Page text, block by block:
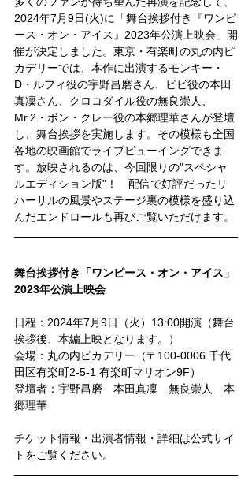
2024年7月9日(火)に「舞台挨拶付き『ワンピ
ース・オン・アイス』2023年公演上映会」開
催が決定しました。東京・有楽町の丸の内ピ
カデリーでは、本作に出演するモンキー・
D・ルフィ役の宇野昌磨さん、ビビ役の本田
真凜さん、クロコダイル役の無良崇人、
Mr.2・ボン・クレー役の本郷理華さんが登壇
し、舞台挨拶を実施します。その模様も全国
各地の映画館でライブビューイングできま
す。放映されるのは、今回限りの"スペシャ
ルエディション版"！　配信で好評だったリ
ハーサルの風景やステージ裏の模様を盛り込
んだエンドロールも再びご覧いただけます。
舞台挨拶付き「ワンピース・オン・アイス」
2023年公演上映会
日程：2024年7月9日（火）13:00開演（舞台
挨拶後、本編上映となります。）
会場：丸の内ピカデリー（〒100-0006 千代
田区有楽町2-5-1 有楽町マリオン9F）
登壇者：宇野昌磨　本田真凜　無良崇人　本
郷理華
チケット情報・出演者情報・詳細は公式サイ
トをご覧ください。